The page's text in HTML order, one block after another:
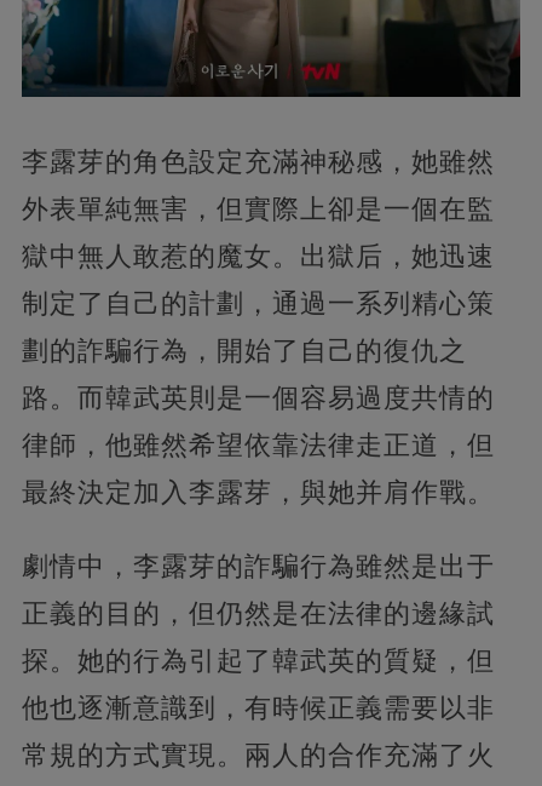
李露芽的角色設定充滿神秘感，她雖然
外表單純無害，但實際上卻是一個在監
獄中無人敢惹的魔女。出獄后，她迅速
制定了自己的計劃，通過一系列精心策
劃的詐騙行為，開始了自己的復仇之
路。而韓武英則是一個容易過度共情的
律師，他雖然希望依靠法律走正道，但
最終決定加入李露芽，與她并肩作戰。
劇情中，李露芽的詐騙行為雖然是出于
正義的目的，但仍然是在法律的邊緣試
探。她的行為引起了韓武英的質疑，但
他也逐漸意識到，有時候正義需要以非
常規的方式實現。兩人的合作充滿了火